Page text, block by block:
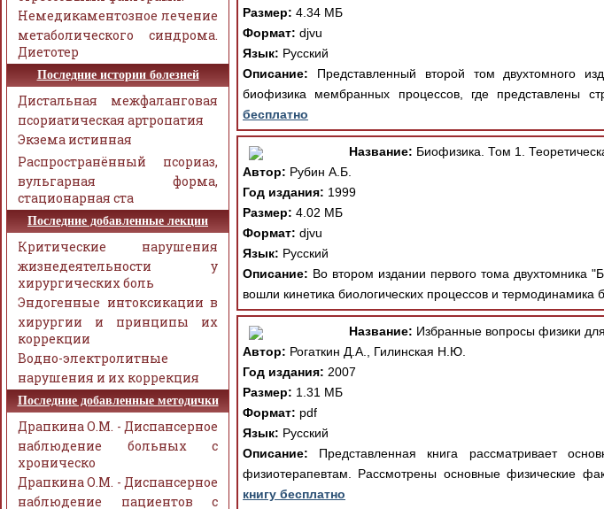
Размер: 4.34 МБ
Формат: djvu
Язык: Русский
Описание: Представленный второй том двухтомного
биофизика мембранных процессов, где представлены
бесплатно
Название: Биофизика. Том 1.
Автор: Рубин А.Б.
Год издания: 1999
Размер: 4.02 МБ
Формат: djvu
Язык: Русский
Описание: Во втором издании первого тома двухтомника
вошли кинетика биологических процессов и термодинамика
Название: Избранные вопросы физики
Автор: Рогаткин Д.А., Гилинская Н.Ю.
Год издания: 2007
Размер: 1.31 МБ
Формат: pdf
Язык: Русский
Описание: Представленная книга рассматривает
физиотерапевтам. Рассмотрены основные физические
книгу бесплатно
Немедикаментозное лечение
метаболического синдрома.
Диетотер
Последние истории болезней
Дистальная межфаланговая
псориатическая артропатия
Экзема истинная
Распространённый псориаз,
вульгарная форма,
стационарная ста
Последние добавленные лекции
Критические нарушения
жизнедеятельности у
хирургических боль
Эндогенные интоксикации в
хирургии и принципы их
коррекции
Водно-электролитные
нарушения и их коррекция
Последние добавленные методички
Драпкина О.М. - Диспансерное
наблюдение больных с
хроническо
Драпкина О.М. - Диспансерное
наблюдение пациентов с